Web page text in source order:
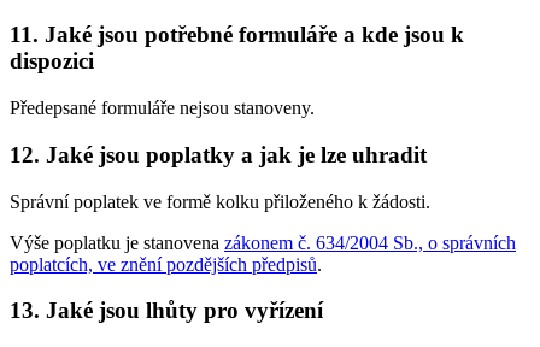
11. Jaké jsou potřebné formuláře a kde jsou k
dispozici
Předepsané formuláře nejsou stanoveny.
12. Jaké jsou poplatky a jak je lze uhradit
Správní poplatek ve formě kolku přiloženého k žádosti.
Výše poplatku je stanovena zákonem č. 634/2004 Sb., o správních
poplatcích, ve znění pozdějších předpisů.
13. Jaké jsou lhůty pro vyřízení